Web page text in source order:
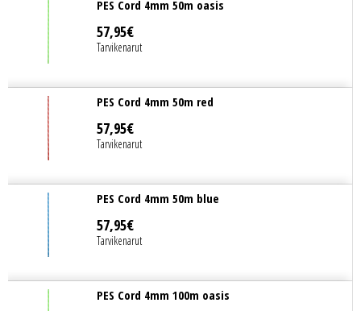
PES Cord 4mm 50m oasis
57,95€
Tarvikenarut
PES Cord 4mm 50m red
57,95€
Tarvikenarut
PES Cord 4mm 50m blue
57,95€
Tarvikenarut
PES Cord 4mm 100m oasis